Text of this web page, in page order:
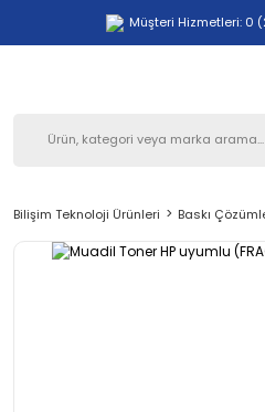
Müşteri Hizmetleri: 0
Bilişim Teknoloji Ürünleri Baskı